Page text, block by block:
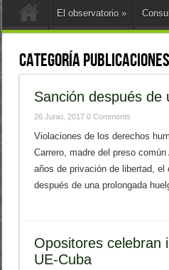
El observatorio »
Categoría
Sanción después de
26 Junio, 2017 0 Comments
Violaciones de los derechos
Carrero, madre del preso
años de privación de libertad,
después de una prolongada
Opositores celebran
UE-Cuba